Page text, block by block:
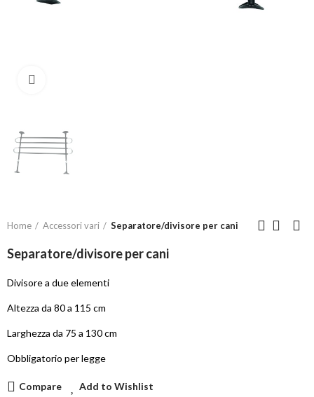
Home Accessori vari Separatore/divisore per cani
Separatore/divisore per cani
Divisore a due elementi
Altezza da 80 a 115 cm
Larghezza da 75 a 130 cm
Obbligatorio per legge
Compare Add to Wishlist